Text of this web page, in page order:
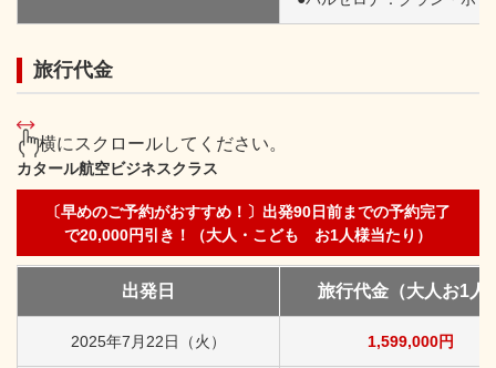
旅行代金
横にスクロールしてください。
カタール航空ビジネスクラス
〔早めのご予約がおすすめ！〕出発90日前までの予約完了
で20,000円引き！（大人・こども お1人様当たり）
出発日 旅行代金（大人お1人
2025年7月22日（火） 1,599,000円